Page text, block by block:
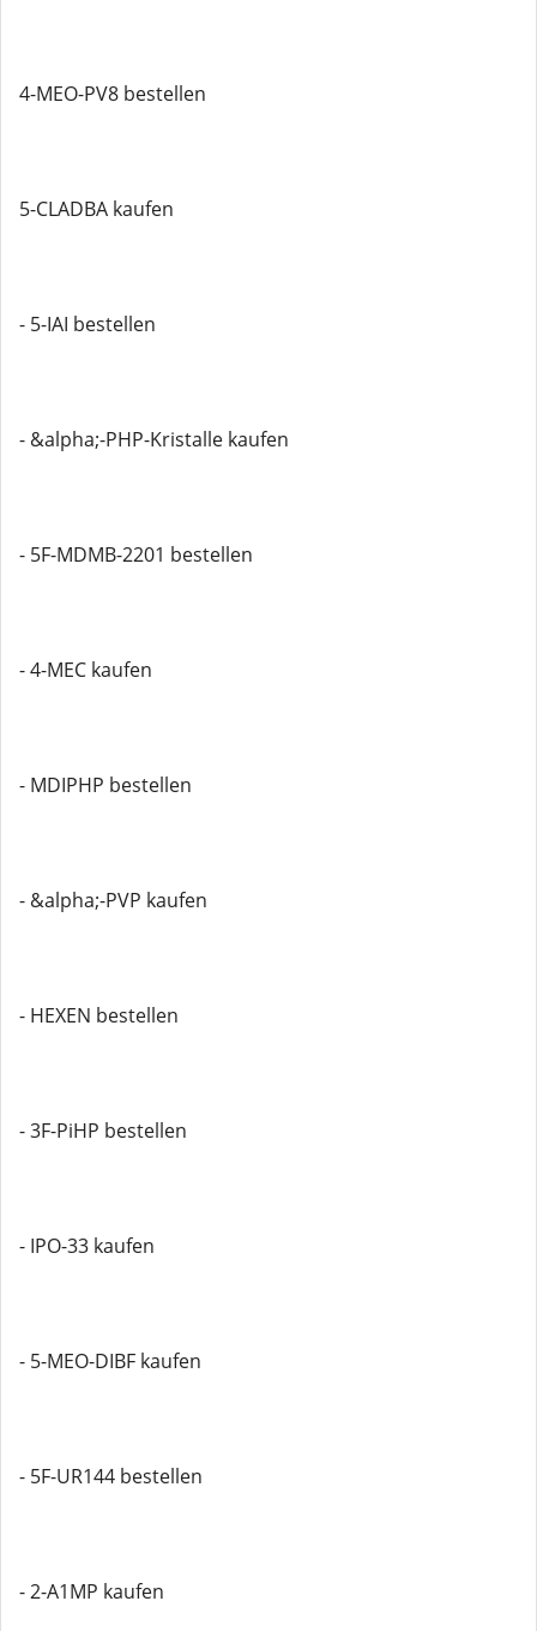
4-MEO-PV8 bestellen
5-CLADBA kaufen
- 5-IAI bestellen
- &alpha;-PHP-Kristalle kaufen
- 5F-MDMB-2201 bestellen
- 4-MEC kaufen
- MDIPHP bestellen
- &alpha;-PVP kaufen
- HEXEN bestellen
- 3F-PiHP bestellen
- IPO-33 kaufen
- 5-MEO-DIBF kaufen
- 5F-UR144 bestellen
- 2-A1MP kaufen